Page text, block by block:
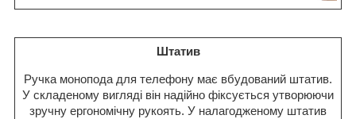
Штатив
Ручка монопода для телефону має вбудований штатив.
У складеному вигляді він надійно фіксується утворюючи
зручну ергономічну рукоять. У налагодженому штатив